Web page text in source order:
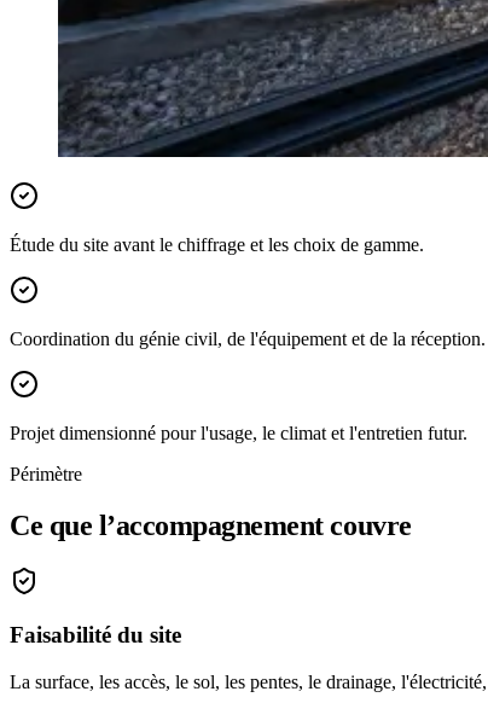
Étude du site avant le chiffrage et les choix de gamme.
Coordination du génie civil, de l'équipement et de la réception.
Projet dimensionné pour l'usage, le climat et l'entretien futur.
Périmètre
Ce que l’accompagnement couvre
Faisabilité du site
La surface, les accès, le sol, les pentes, le drainage,